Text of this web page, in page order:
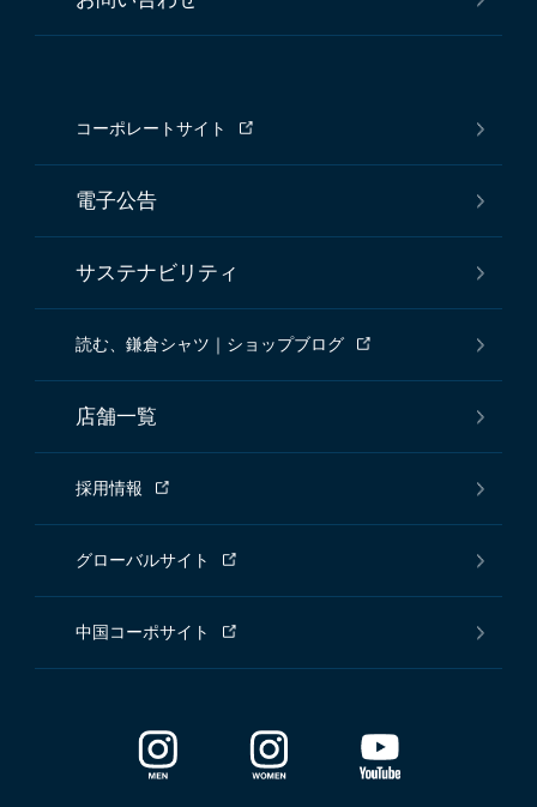
コーポレートサイト
電子公告
サステナビリティ
読む、鎌倉シャツ｜ショップブログ
店舗一覧
採用情報
グローバルサイト
中国コーポサイト